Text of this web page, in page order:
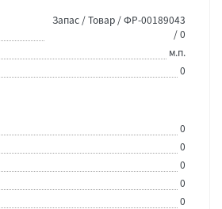
Запас / Товар / ФР-00189043
/ 0
м.п.
0
0
0
0
0
0